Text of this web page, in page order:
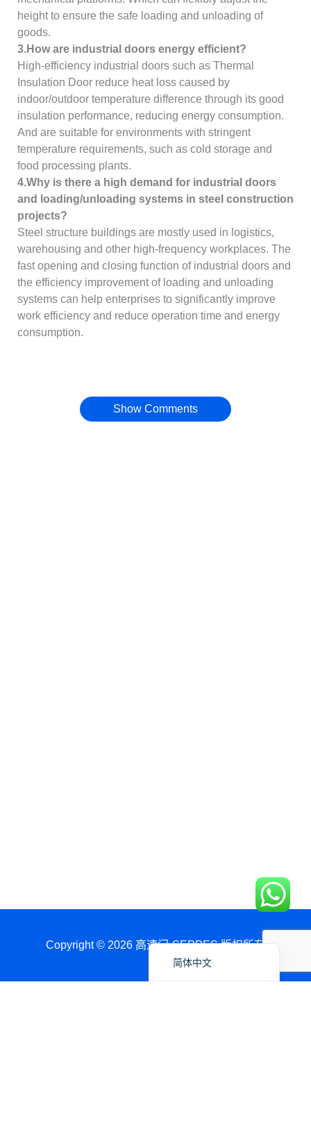
height to ensure the safe loading and unloading of
goods.
3.How are industrial doors energy efficient?
High-efficiency industrial doors such as Thermal
Insulation Door reduce heat loss caused by
indoor/outdoor temperature difference through its good
insulation performance, reducing energy consumption.
And are suitable for environments with stringent
temperature requirements, such as cold storage and
food processing plants.
4.Why is there a high demand for industrial doors
and loading/unloading systems in steel construction
projects?
Steel structure buildings are mostly used in logistics,
warehousing and other high-frequency workplaces. The
fast opening and closing function of industrial doors and
the efficiency improvement of loading and unloading
systems can help enterprises to significantly improve
work efficiency and reduce operation time and energy
consumption.
Show Comments
Copyright © 2026 高速门-SEPPES 版权所有
简体中文
English